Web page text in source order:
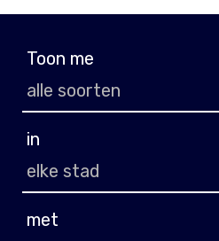
Toon me
in
met